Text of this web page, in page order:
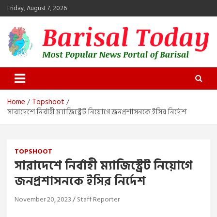
Skip
to
content
Friday, August 7, 2026
Barisal Today
The Most Popular News Portal in Barisal
Home
Topshoot
সারাদেশে নির্বাহী ম্যাজিস্ট্রেট নিয়োগে জনপ্রশাসনকে ইসির নির্দেশ
TOPSHOOT
সারাদেশে নির্বাহী ম্যাজিস্ট্রেট নিয়োগে
জনপ্রশাসনকে ইসির নির্দেশ
November 20, 2023 Staff Reporter